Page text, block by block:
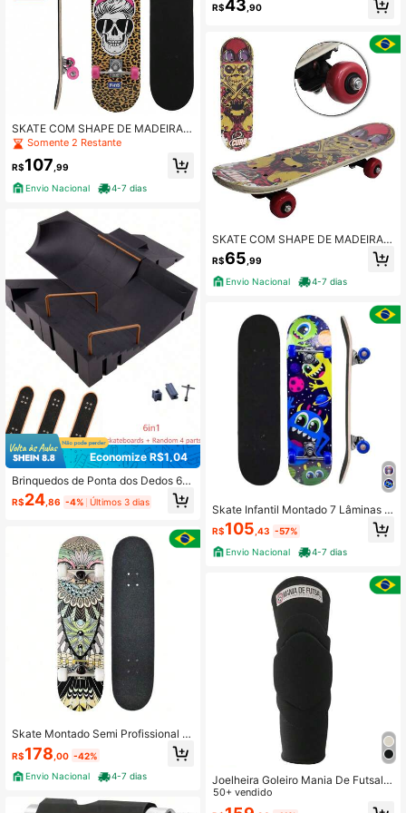
SKATE COM SHAPE DE MADEIRA L
IXA + TRUCK DE ALUMINIO E ROD
A PVC STREME FUNS 79X20CM
Somente 2 Restante
R$107 ,99
Envio Nacional
4-7 dias
Economize R$1,04
Brinquedos de Ponta dos Dedos 6-
em-1 Parque de Skate de Dedo, Inc
lui Conjunto de Skate de Dedo, Ra
o de Escada, Calças de Dedo e Pati
ns de Dedo (Skate de Dedo, Cor e E
stilo Enviados Aleatoriamente)
R$24,86 -4% Últimos 3 dias
Skate Montado Semi Profissional S
kateboard Spin Abec 9
R$178 ,00 -42%
Envio Nacional
4-7 dias
adeira, Presente Ideal para Entusias
R$43 ,90
SKATE COM SHAPE DE MADEIRA +
TRUCK DE NYLON E RODA DE PVC
CAVEIRA VERMELHA 43X12,5CM
R$65 ,99
Envio Nacional
4-7 dias
Skate Infantil Montado 7 Lâminas S
kateboard Com Lixa Brinquedo Radi
cal
R$105,43 -57%
Envio Nacional
4-7 dias
Joelheira Goleiro Mania De Futsal P
remium
50+ vendido